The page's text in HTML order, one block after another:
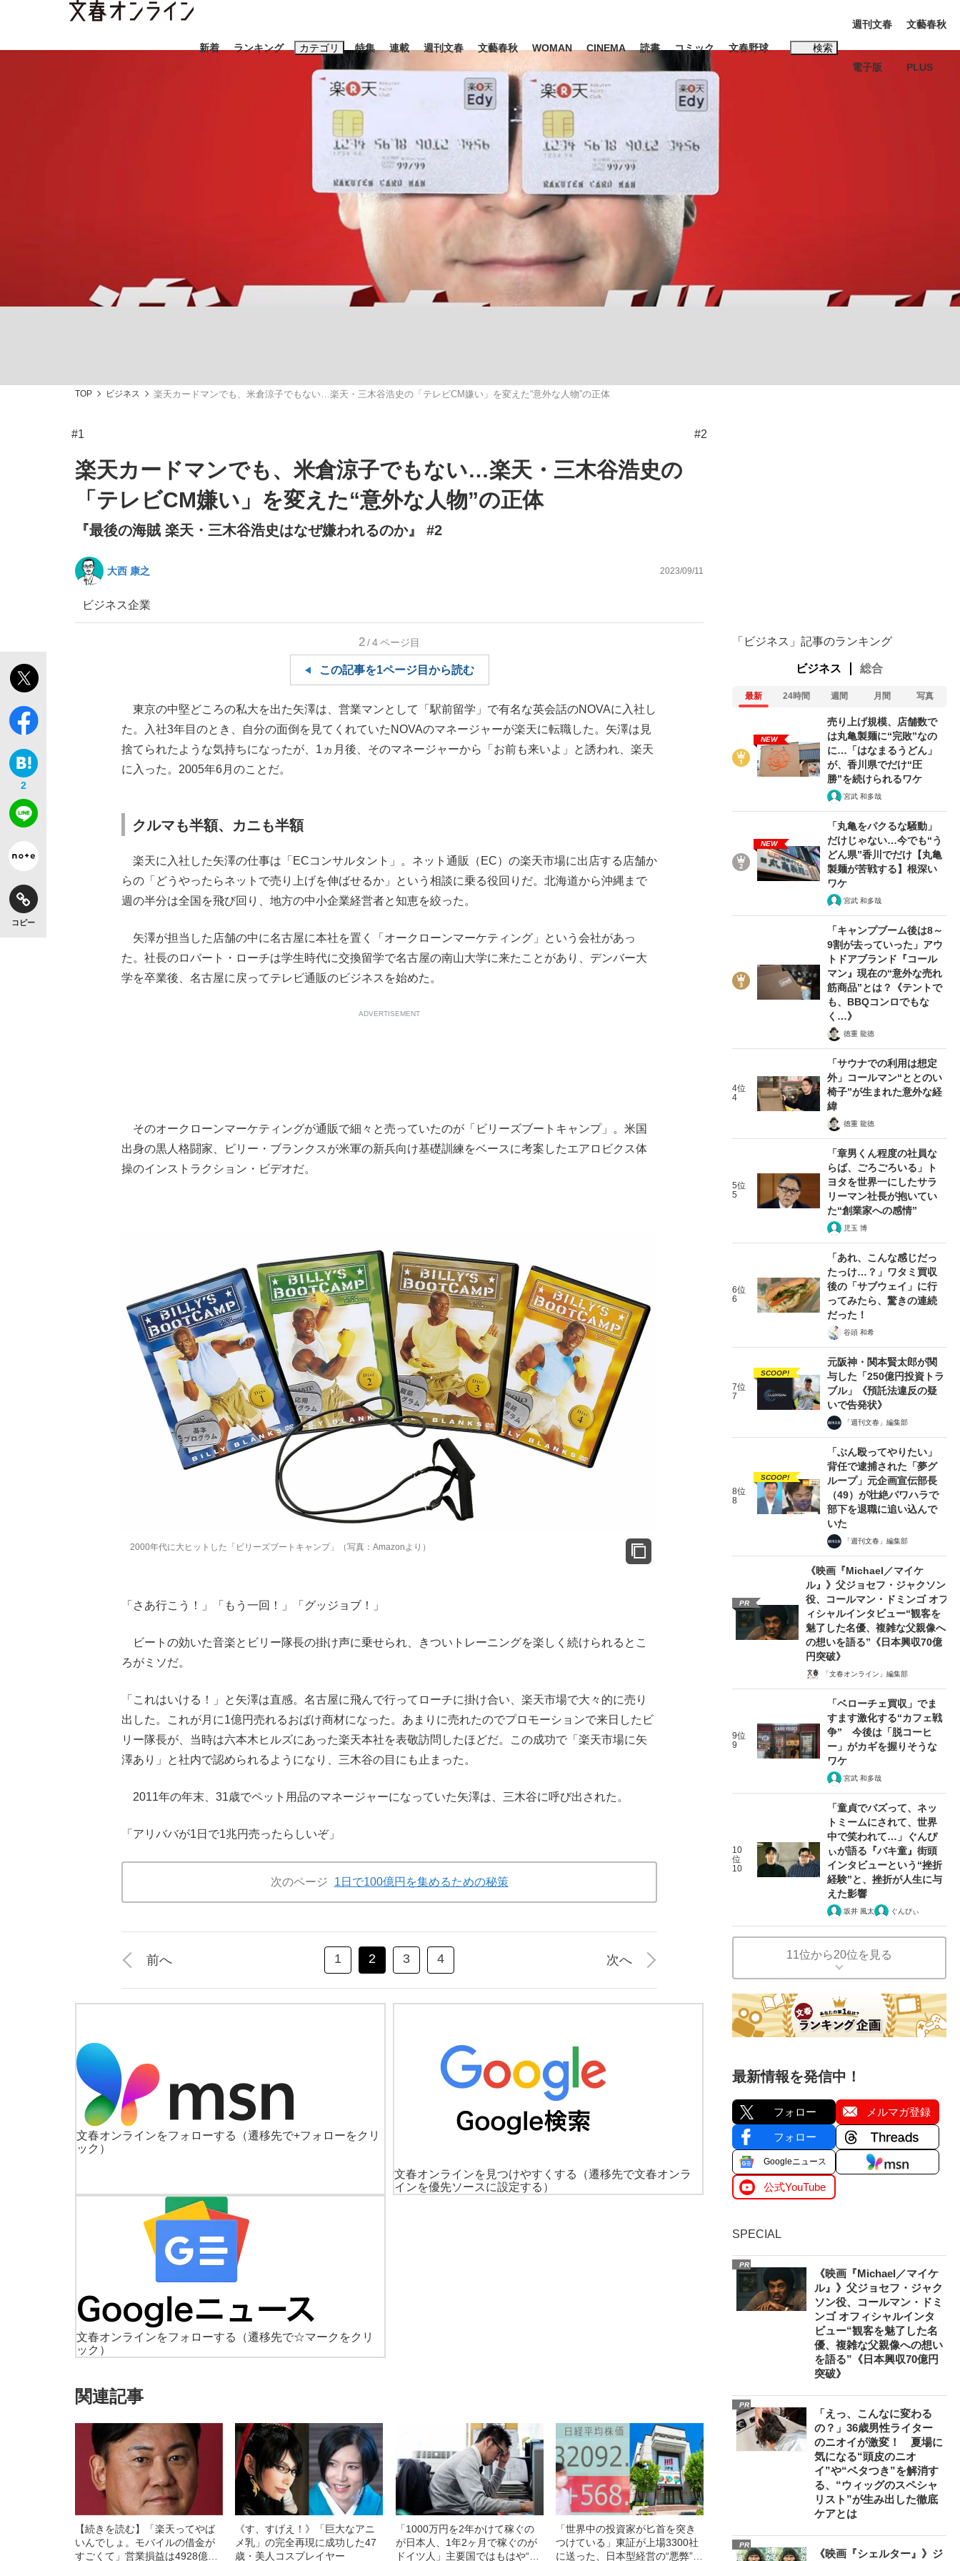
新着 ランキング カテゴリ
ニュース エンタメ ライフ ビジネス インタビュー
「善か悪かはどちらでもいい」リアル『九条の大罪』弁護士が明かすトク... 「キオクシアの投資の桁は一つ多くてもいい」時価総額が一時トヨタ超え...
【独自】昭和の大女優・小川真由美（享年86）が鹿児島で3月に死去し...
《VIVANT》頼れる相棒・ドラムが認めた“照ノ富士に激怒され... 《BTS厳戒トーキョー滞在記》RM→渋谷で飲み会、JIN→伊豆の...
特集
日本生まれのK-POPアイドルたち
キングの誕生を、目撃せよ。
もっと見る
連載 週刊文春 文藝春秋 WOMAN CINEMA 読書 コミック 文春野球 検索
キーワード入力
おすすめのキーワードタグ一覧
#高市早苗 #後藤真希 #森岡毅 #内田有紀
#亀和田武
週刊文春
電子版
文藝春秋
PLUS
TOP ビジネス 楽天カードマンでも、米倉涼子でもない…楽天・三木谷浩史の「テレビCM嫌い」を変えた“意外な人物”の正体
#1 #2
楽天カードマンでも、米倉涼子でもない…楽天・三木谷浩史の
「テレビCM嫌い」を変えた“意外な人物”の正体
『最後の海賊 楽天・三木谷浩史はなぜ嫌われるのか』 #2
大西 康之 2023/09/11
ビジネス企業
2
コピー
2/4ページ目
この記事を1ページ目から読む
東京の中堅どころの私大を出た矢澤は、営業マンとして「駅前留学」で有名な英会話のNOVAに入社し
た。入社3年目のとき、自分の面倒を見てくれていたNOVAのマネージャーが楽天に転職した。矢澤は見
捨てられたような気持ちになったが、1ヵ月後、そのマネージャーから「お前も来いよ」と誘われ、楽天
に入った。2005年6月のことだ。
クルマも半額、カニも半額
楽天に入社した矢澤の仕事は「ECコンサルタント」。ネット通販（EC）の楽天市場に出店する店舗か
らの「どうやったらネットで売り上げを伸ばせるか」という相談に乗る役回りだ。北海道から沖縄まで
週の半分は全国を飛び回り、地方の中小企業経営者と知恵を絞った。
矢澤が担当した店舗の中に名古屋に本社を置く「オークローンマーケティング」という会社があっ
た。社長のロバート・ローチは学生時代に交換留学で名古屋の南山大学に来たことがあり、デンバー大
学を卒業後、名古屋に戻ってテレビ通販のビジネスを始めた。
ADVERTISEMENT
そのオークローンマーケティングが通販で細々と売っていたのが「ビリーズブートキャンプ」。米国
出身の黒人格闘家、ビリー・ブランクスが米軍の新兵向け基礎訓練をベースに考案したエアロビクス体
操のインストラクション・ビデオだ。
2000年代に大ヒットした「ビリーズブートキャンプ」（写真：Amazonより）
「さあ行こう！」「もう一回！」「グッジョブ！」
ビートの効いた音楽とビリー隊長の掛け声に乗せられ、きついトレーニングを楽しく続けられるとこ
ろがミソだ。
「これはいける！」と矢澤は直感。名古屋に飛んで行ってローチに掛け合い、楽天市場で大々的に売り
出した。これが月に1億円売れるおばけ商材になった。あまりに売れたのでプロモーションで来日したビ
リー隊長が、当時は六本木ヒルズにあった楽天本社を表敬訪問したほどだ。この成功で「楽天市場に矢
澤あり」と社内で認められるようになり、三木谷の目にも止まった。
2011年の年末、31歳でペット用品のマネージャーになっていた矢澤は、三木谷に呼び出された。
「アリババが1日で1兆円売ったらしいぞ」
次のページ 1日で100億円を集めるための秘策
前へ 1 2 3 4 次へ
文春オンラインをフォローする
（遷移先で+フォローをクリ
ック）
文春オンラインを見つけやすくする
（遷移先で文春オンラ
インを優先ソースに設定する）
文春オンラインをフォローする
（遷移先で☆マークをクリ
ック）
関連記事
【続きを読む】「楽天ってやば
いんでしょ。モバイルの借金が
すごくて」営業損益は4928億円
《す、すげえ！》「巨大なアニ
メ乳」の完全再現に成功した47
歳・美人コスプレイヤー
「1000万円を2年かけて稼ぐの
が日本人、1年2ヶ月で稼ぐのが
ドイツ人」主要国ではもはや“負
「世界中の投資家が匕首を突き
つけている」東証が上場3300社
に送った、日本型経営の“悪弊”に
「ビジネス」記事のランキング
ビジネス 総合
最新 24時間 週間 月間 写真
NEW
売り上げ規模、店舗数で
は丸亀製麺に“完敗”なの
に…「はなまるうどん」
が、香川県でだけ“圧
勝”を続けられるワケ
宮武 和多哉
NEW
「丸亀をパクるな騒動」
だけじゃない…今でも“う
どん県”香川でだけ【丸亀
製麺が苦戦する】根深い
ワケ
宮武 和多哉
「キャンプブーム後は8～
9割が去っていった」アウ
トドアブランド『コール
マン』現在の“意外な売れ
筋商品”とは？《テントで
も、BBQコンロでもな
く…》
徳重 龍徳
4位
4
「サウナでの利用は想定
外」コールマン“ととのい
椅子”が生まれた意外な経
緯
徳重 龍徳
5位
5
「章男くん程度の社員な
らば、ごろごろいる」ト
ヨタを世界一にしたサラ
リーマン社長が抱いてい
た“創業家への感情”
児玉 博
6位
6
「あれ、こんな感じだっ
たっけ…？」ワタミ買収
後の「サブウェイ」に行
ってみたら、驚きの連続
だった！
谷頭 和希
7位
7
SCOOP!
元阪神・関本賢太郎が関
与した「250億円投資トラ
ブル」《預託法違反の疑
いで告発状》
「週刊文春」編集部
8位
8
SCOOP!
「ぶん殴ってやりたい」
背任で逮捕された「夢グ
ループ」元企画宣伝部長
（49）が壮絶パワハラで
部下を退職に追い込んで
いた
「週刊文春」編集部
PR
《映画『Michael／マイケ
ル』》父ジョセフ・ジャクソン
役、コールマン・ドミンゴ オフ
ィシャルインタビュー“観客を
魅了した名優、複雑な父親像へ
の想いを語る”《日本興収70億
円突破》
「文春オンライン」編集部
9位
9
「ベローチェ買収」でま
すます激化する“カフェ戦
争” 今後は「脱コーヒ
ー」がカギを握りそうな
ワケ
宮武 和多哉
10
位
10
「童貞でバズって、ネッ
トミームにされて、世界
中で笑われて…」ぐんぴ
ぃが語る『バキ童』街頭
インタビューという“挫折
経験”と、挫折が人生に与
えた影響
坂井 風太 ぐんぴぃ
11位から20位を見る
最新情報を発信中！
フォロー メルマガ登録
フォロー
Googleニュース
公式YouTube
SPECIAL
PR
《映画『Michael／マイケ
ル』》父ジョセフ・ジャク
ソン役、コールマン・ドミ
ンゴ オフィシャルインタ
ビュー“観客を魅了した名
優、複雑な父親像への想い
を語る”《日本興収70億円
突破》
PR
「えっ、こんなに変わる
の？」36歳男性ライター
のニオイが激変！ 夏場に
気になる“頭皮のニオ
イ”や“ベタつき”を解消す
る、“ウィッグのスペシャ
リスト”が生み出した徹底
ケアとは
PR
《映画『シェルター』》ジ